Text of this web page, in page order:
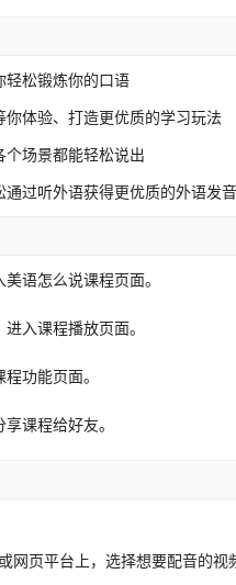
轻松锻炼你的口语
体验、打造更优质的学习玩法
场景都能轻松说出
过听外语获得更优质的外语发音
语怎么说课程页面。
入课程播放页面。
功能页面。
课程给好友。
网页平台上，选择想要配音的